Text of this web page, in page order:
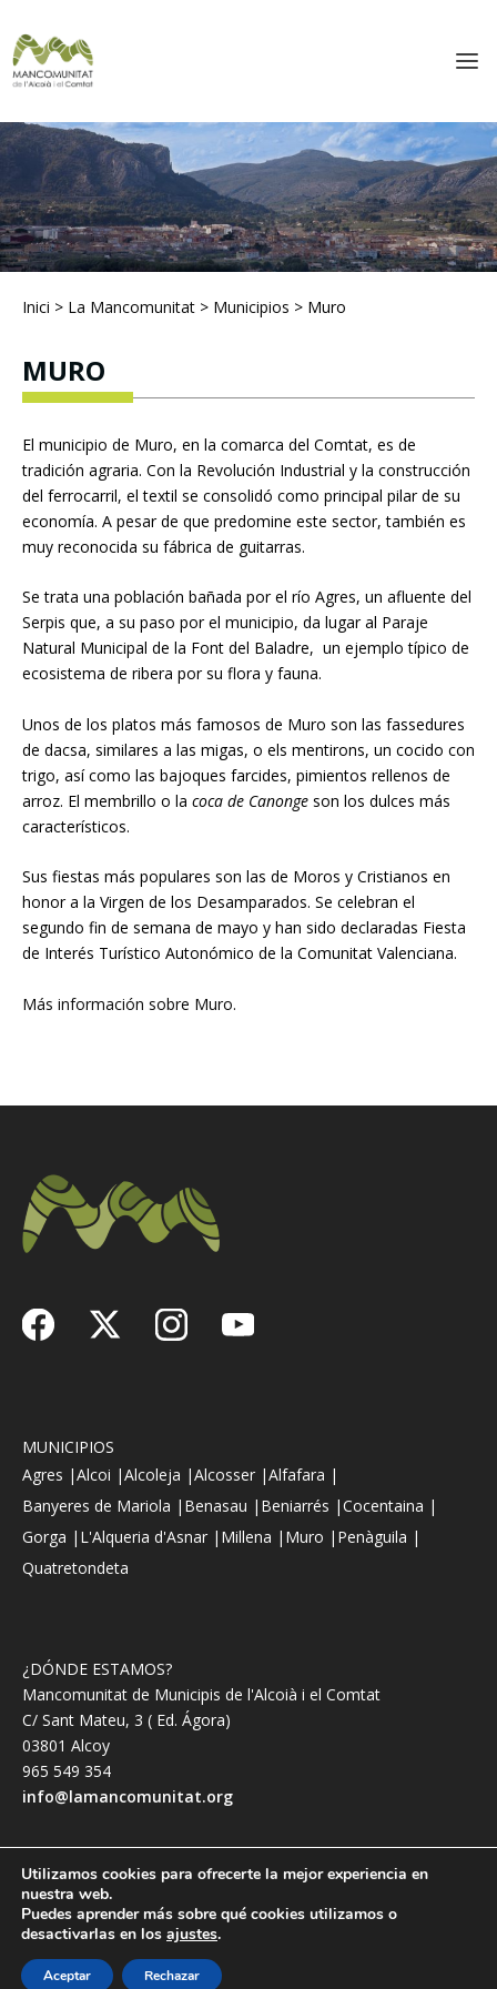
Inici > La Mancomunitat > Municipios > Muro
MURO
El municipio de Muro, en la comarca del Comtat, es de
tradición agraria. Con la Revolución Industrial y la construcción
del ferrocarril, el textil se consolidó como principal pilar de su
economía. A pesar de que predomine este sector, también es
muy reconocida su fábrica de guitarras.
Se trata una población bañada por el río Agres, un afluente del
Serpis que, a su paso por el municipio, da lugar al Paraje
Natural Municipal de la Font del Baladre, un ejemplo típico de
ecosistema de ribera por su flora y fauna.
Unos de los platos más famosos de Muro son las fassedures
de dacsa, similares a las migas, o els mentirons, un cocido con
trigo, así como las bajoques farcides, pimientos rellenos de
arroz. El membrillo o la coca de Canonge son los dulces más
característicos.
Sus fiestas más populares son las de Moros y Cristianos en
honor a la Virgen de los Desamparados. Se celebran el
segundo fin de semana de mayo y han sido declaradas Fiesta
de Interés Turístico Autonómico de la Comunitat Valenciana.
Más información sobre Muro.
MUNICIPIOS
Agres |Alcoi |Alcoleja |Alcosser |Alfafara |
Banyeres de Mariola | Benasau | Beniarrés |Cocentaina |
Gorga | L'Alqueria d'Asnar | Millena | Muro | Penàguila |
Quatretondeta
¿DÓNDE ESTAMOS?
Mancomunitat de Municipis de l'Alcoià i el Comtat
C/ Sant Mateu, 3 ( Ed. Ágora)
03801 Alcoy
965 549 354
info@lamancomunitat.org
© 2026 Mancomunitat de l’Alcoià i el Comtat
Política de privacidad
App Mancomunitat Ocupació
Utilizamos cookies para ofrecerte la mejor experiencia en
nuestra web.
Puedes aprender más sobre qué cookies utilizamos o
desactivarlas en los ajustes.
Aceptar Rechazar